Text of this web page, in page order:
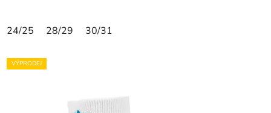
24/25 28/29 30/31
VÝPRODEJ